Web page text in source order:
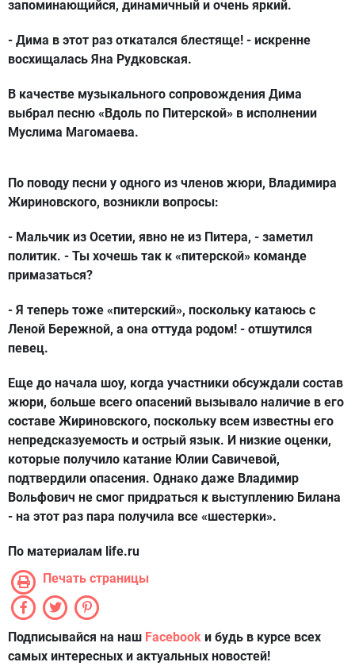
запоминающийся, динамичный и очень яркий.
- Дима в этот раз откатался блестяще! - искренне
восхищалась Яна Рудковская.
В качестве музыкального сопровождения Дима
выбрал песню «Вдоль по Питерской» в исполнении
Муслима Магомаева.
По поводу песни у одного из членов жюри, Владимира
Жириновского, возникли вопросы:
- Мальчик из Осетии, явно не из Питера, - заметил
политик. - Ты хочешь так к «питерской» команде
примазаться?
- Я теперь тоже «питерский», поскольку катаюсь с
Леной Бережной, а она оттуда родом! - отшутился
певец.
Еще до начала шоу, когда участники обсуждали состав
жюри, больше всего опасений вызывало наличие в его
составе Жириновского, поскольку всем известны его
непредсказуемость и острый язык. И низкие оценки,
которые получило катание Юлии Савичевой,
подтвердили опасения. Однако даже Владимир
Вольфович не смог придраться к выступлению Билана
- на этот раз пара получила все «шестерки».
По материалам life.ru
Печать страницы
Подписывайся на наш Facebook и будь в курсе всех
самых интересных и актуальных новостей!